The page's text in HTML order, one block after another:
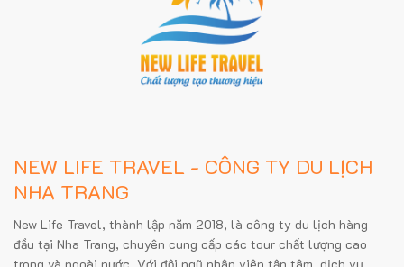
NEW LIFE TRAVEL - CÔNG TY DU LỊCH
NHA TRANG
New Life Travel, thành lập năm 2018, là công ty du lịch hàng
đầu tại Nha Trang, chuyên cung cấp các tour chất lượng cao